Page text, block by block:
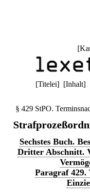
[
[Titelei] [Inhalt]
§ 429 StPO.
Sechstes Buch.
Dritter Abschnitt.
Paragraf 429.